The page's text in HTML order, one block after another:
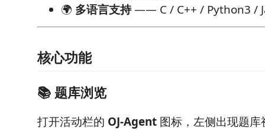
🌍 多语言支持—— C / C++ / Python3 /
核心功能
📚 题库浏览
打开活动栏的 OJ-Agent 图标，左侧出现题库